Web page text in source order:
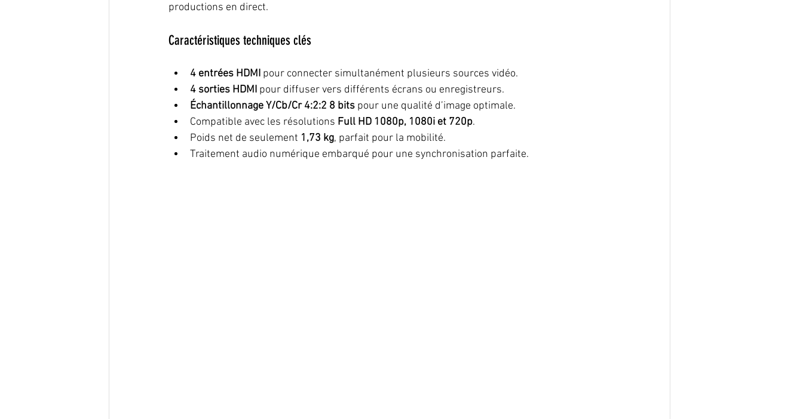
productions en direct.
Caractéristiques techniques clés
4 entrées HDMI pour connecter simultanément plusieurs sources vidéo.
4 sorties HDMI pour diffuser vers différents écrans ou enregistreurs.
Échantillonnage Y/Cb/Cr 4:2:2 8 bits pour une qualité d’image optimale.
Compatible avec les résolutions Full HD 1080p, 1080i et 720p.
Poids net de seulement 1,73 kg, parfait pour la mobilité.
Traitement audio numérique embarqué pour une synchronisation parfaite.